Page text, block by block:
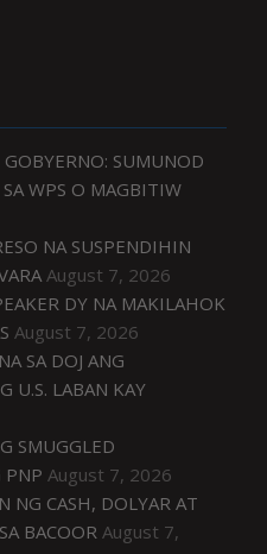
SUMUNOD
WPS O MAGBITIW
NA SUSPENDIHIN
August 7, 2026
DY NA MAKILAHOK
August 7, 2026
SA DOJ ANG
U.S. LABAN KAY
SMUGGLED
PNP August 7, 2026
NG CASH, DOLYAR AT
BACOOR August 7,